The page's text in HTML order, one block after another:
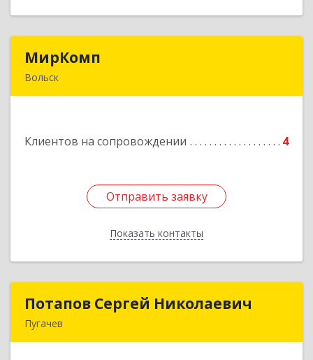
МирКомп
Вольск
Клиентов на сопровождении 4
Отправить заявку
Показать контакты
Подробнее
Отправить заявку
Назад
Потапов Сергей Николаевич
Пугачев
Потапов Сергей Николаевич